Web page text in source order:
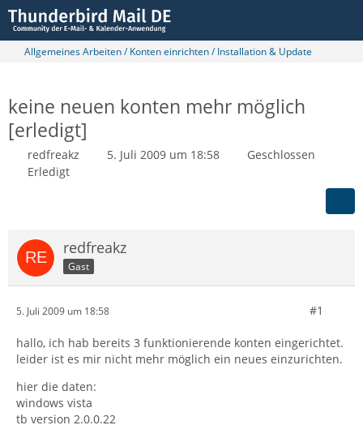
Allgemeines Arbeiten / Konten einrichten / Installation & Update
keine neuen konten mehr möglich
[erledigt]
redfreakz 5. Juli 2009 um 18:58
Geschlossen
Erledigt
redfreakz
Gast
5. Juli 2009 um 18:58 #1
hallo, ich hab bereits 3 funktionierende konten eingerichtet.
leider ist es mir nicht mehr möglich ein neues einzurichten.
hier die daten:
windows vista
tb version 2.0.0.22